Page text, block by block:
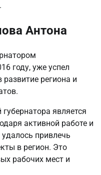
Антона
году, уже успел
региона и
является
активной работе и
привлечь
в регион. Это
рабочих мест и